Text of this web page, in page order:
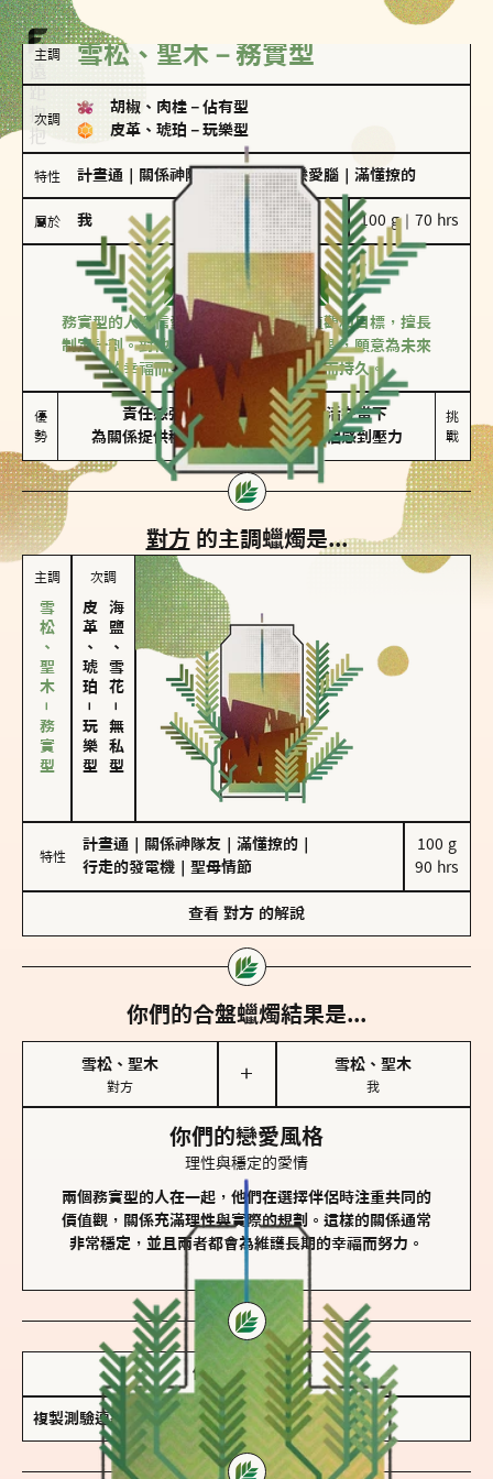
主調 雪松、聖木－務實型
次調
胡椒、肉桂 － 佔有型
皮革、琥珀 － 玩樂型
特性 計畫通 關係神隊友 愛吃醋｜戀愛腦 滿懂撩的
屬於 我 100 g｜70 hrs
務實型
雪松、聖木
務實型的人深信愛情立基於共同的價值觀和目標，擅長
制定計劃。對他們來說，感情穩定最重要，願意為未來
的幸福而努力，讓愛情變得踏實而持久。
優
勢
責任感強
為關係提供穩定度
較難活在當下
易讓伴侶感到壓力
挑
戰
對方 的主調蠟燭是...
主調
雪松、聖木－務實型
次調
皮革、琥珀
－
玩樂型
海鹽、雪花
－
無私型
特性
計畫通 關係神隊友 滿懂撩的
行走的發電機
聖母情節
100 g
90 hrs
查看 對方 的解說
你們的合盤蠟燭結果是...
雪松、聖木
對方
＋
雪松、聖木
我
你們的戀愛風格
理性與穩定的愛情
兩個務實型的人在一起，他們在選擇伴侶時注重共同的
價值觀，關係充滿理性與實際的規劃。這樣的關係通常
非常穩定，並且兩者都會為維護長期的幸福而努力。
儲存我的結果圖
複製測驗連結 查看香氛類型全解析 >>>